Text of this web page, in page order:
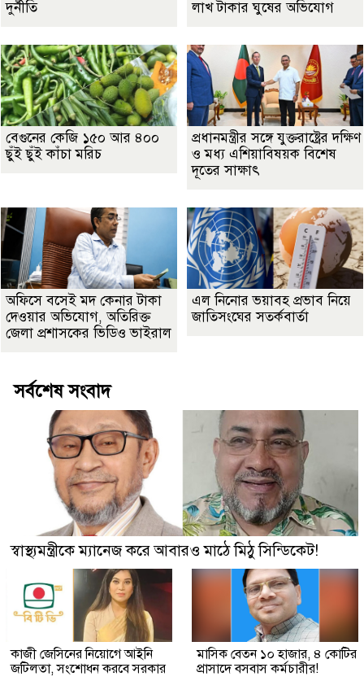
দুর্নীতি
লাখ টাকার ঘুষের অভিযোগ
বেগুনের কেজি ১৫০ আর ৪০০
ছুঁই ছুঁই কাঁচা মরিচ
প্রধানমন্ত্রীর সঙ্গে যুক্তরাষ্ট্রের দক্ষিণ
ও মধ্য এশিয়াবিষয়ক বিশেষ
দূতের সাক্ষাৎ
অফিসে বসেই মদ কেনার টাকা
দেওয়ার অভিযোগ, অতিরিক্ত
জেলা প্রশাসকের ভিডিও ভাইরাল
এল নিনোর ভয়াবহ প্রভাব নিয়ে
জাতিসংঘের সতর্কবার্তা
সর্বশেষ সংবাদ
স্বাস্থ্যমন্ত্রীকে ম্যানেজ করে আবারও মাঠে মিঠু সিন্ডিকেট!
কাজী জেসিনের নিয়োগে আইনি
জটিলতা, সংশোধন করবে সরকার
মাসিক বেতন ১০ হাজার, ৪ কোটির
প্রাসাদে বসবাস কর্মচারীর!